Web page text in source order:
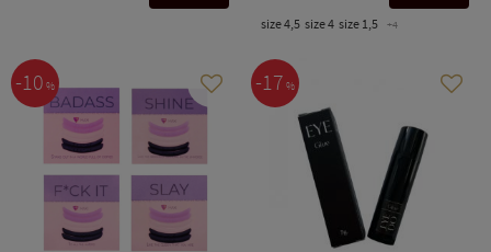
size 4,5 size 4 size 1,5 +4
10 % Lägg till i favoriter
17 %